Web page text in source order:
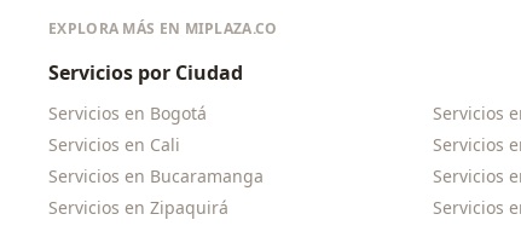
EXPLORA MÁS EN MIPLAZA.CO
Servicios por Ciudad
Servicios en Bogotá Servicios
Servicios en Cali Servicios
Servicios en Bucaramanga Servicios
Servicios en Zipaquirá Servicios